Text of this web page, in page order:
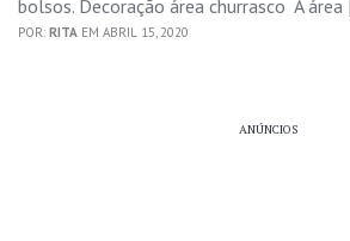
bolsos. Decoração área churrasco A
POR: RITA EM ABRIL 15, 2020
ANÚNCIOS